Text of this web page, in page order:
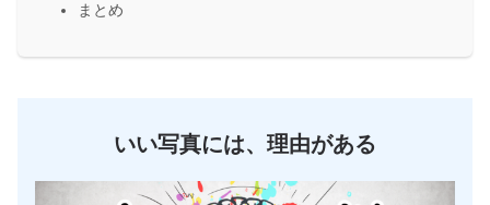
まとめ
いい写真には、理由がある